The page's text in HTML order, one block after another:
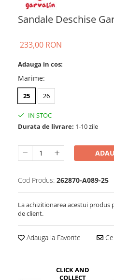
Sandale Deschise
233,00 RON
Adauga in cos:
Marime:
25 26
IN STOC
Durata de livrare: 1-10 zile
Cod Produs: 262870-A089-25
La achizitionarea acestui produs
de client.
Adauga la Favorite
CLICK AND
COLLECT